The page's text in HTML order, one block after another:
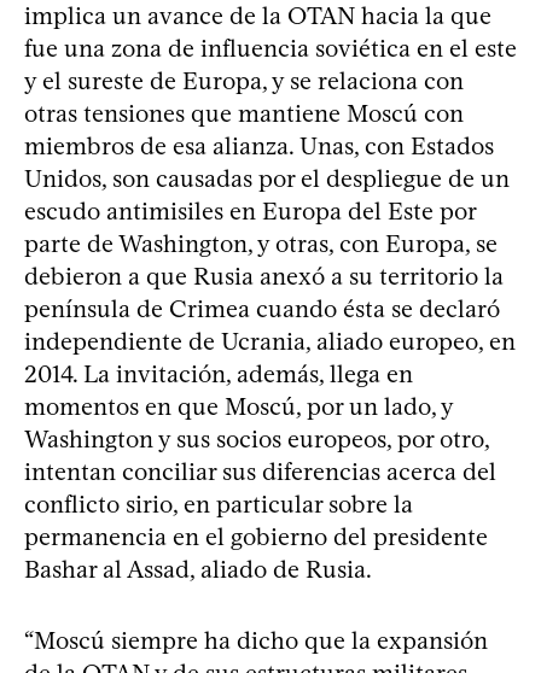
implica un avance de la OTAN hacia la que
fue una zona de influencia soviética en el este
y el sureste de Europa, y se relaciona con
otras tensiones que mantiene Moscú con
miembros de esa alianza. Unas, con Estados
Unidos, son causadas por el despliegue de un
escudo antimisiles en Europa del Este por
parte de Washington, y otras, con Europa, se
debieron a que Rusia anexó a su territorio la
península de Crimea cuando ésta se declaró
independiente de Ucrania, aliado europeo, en
2014. La invitación, además, llega en
momentos en que Moscú, por un lado, y
Washington y sus socios europeos, por otro,
intentan conciliar sus diferencias acerca del
conflicto sirio, en particular sobre la
permanencia en el gobierno del presidente
Bashar al Assad, aliado de Rusia.
“Moscú siempre ha dicho que la expansión